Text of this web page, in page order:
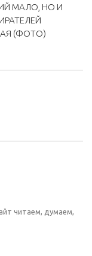
МАЛО, НО И
(ФОТО)
читаем, думаем,